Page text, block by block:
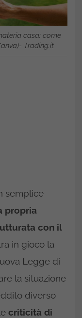
casa: come
Trading.it
semplice
propria
con il
in gioco la
Legge di
la situazione
diverso
criticità di